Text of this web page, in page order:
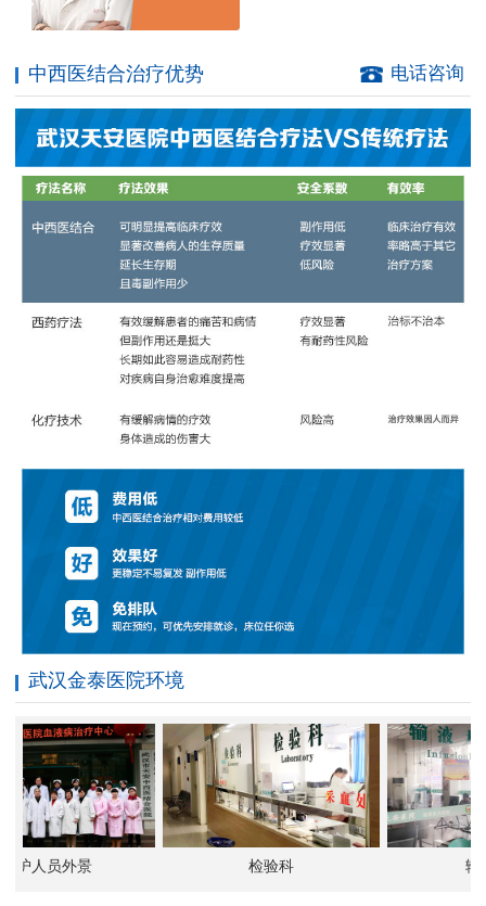
中西医结合治疗优势 电话咨询
武汉金泰医院环境
人员外景 检验科 输